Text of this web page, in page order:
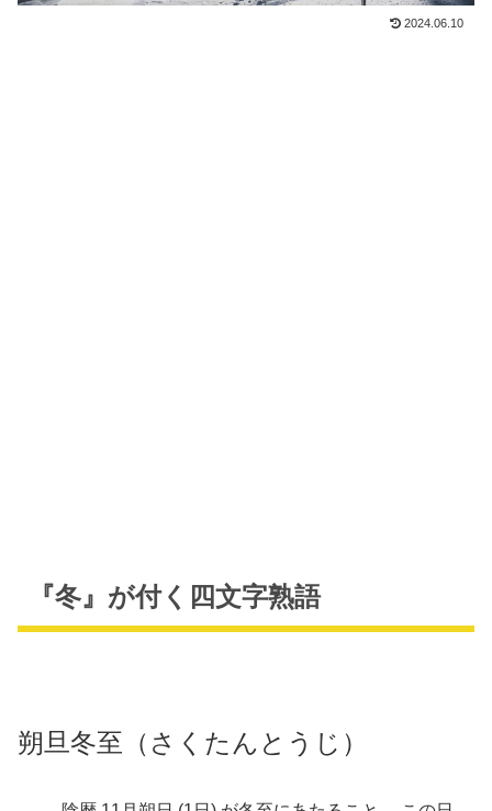
2024.06.10
『冬』が付く四文字熟語
朔旦冬至（さくたんとうじ）